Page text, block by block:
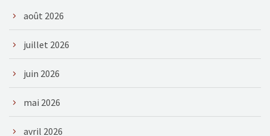
août 2026
juillet 2026
juin 2026
mai 2026
avril 2026